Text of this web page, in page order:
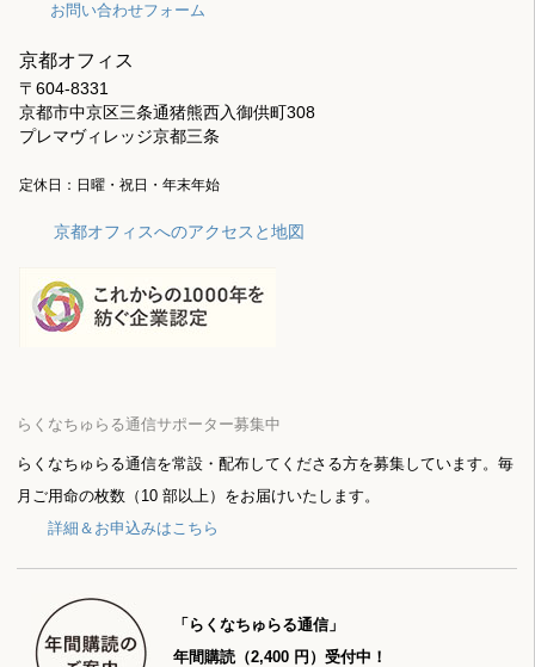
お問い合わせフォーム
京都オフィス
〒604-8331
京都市中京区三条通猪熊西入御供町308
プレマヴィレッジ京都三条
定休日：日曜・祝日・年末年始
京都オフィスへのアクセスと地図
らくなちゅらる通信サポーター募集中
らくなちゅらる通信を常設・配布してくださる方を募集しています。毎
月ご用命の枚数（10 部以上）をお届けいたします。
詳細＆お申込みはこちら
「らくなちゅらる通信」
年間購読（2,400 円）受付中！